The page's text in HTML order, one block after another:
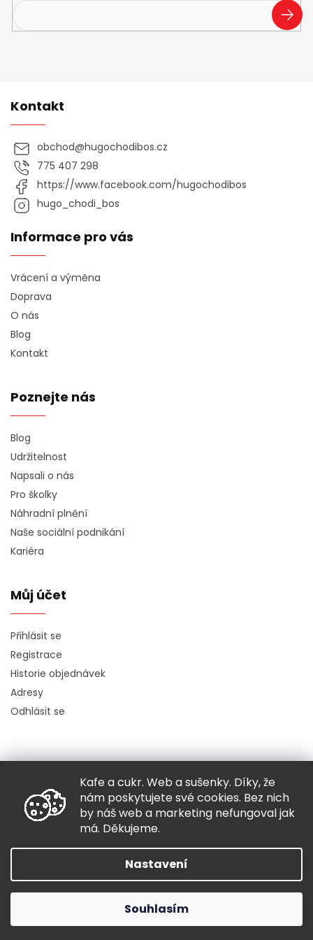
Kafe a cukr. Web a sušenky. Díky, že
nám poskytujete své cookies. Bez nich
by náš web a marketing nefungoval jak
má. Děkujeme.
Nastavení
Souhlasím
SE
Kontakt
obchod@hugochodibos.cz
775 407 298
https://www.facebook.com/hugochodibos
hugo_chodi_bos
Informace pro vás
Vrácení a výměna
Doprava
O nás
Blog
Kontakt
Poznejte nás
Blog
Udržitelnost
Napsali o nás
Pro školky
Náhradní plnění
Naše sociální podnikání
Kariéra
Můj účet
Přihlásit se
Registrace
Historie objednávek
Adresy
Odhlásit se
Copyright 2026Hugo chodí bos. Všechna práva vyhrazena.
Grafický návrh vytvořil a nakódovalShoptak.cz